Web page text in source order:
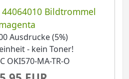
Bildtrommel
Ausdrucke (5%)
- kein Toner!
OKI570-MA-TR-O